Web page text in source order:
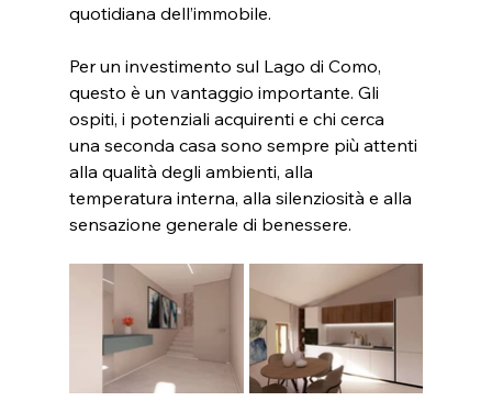
quotidiana dell’immobile.
Per un investimento sul Lago di Como,
questo è un vantaggio importante. Gli
ospiti, i potenziali acquirenti e chi cerca
una seconda casa sono sempre più attenti
alla qualità degli ambienti, alla
temperatura interna, alla silenziosità e alla
sensazione generale di benessere.